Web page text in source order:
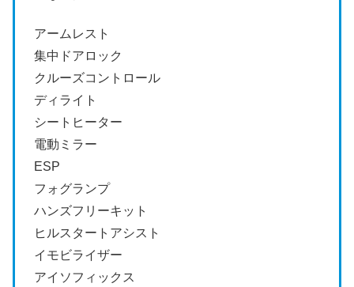
アームレスト
集中ドアロック
クルーズコントロール
ディライト
シートヒーター
電動ミラー
ESP
フォグランプ
ハンズフリーキット
ヒルスタートアシスト
イモビライザー
アイソフィックス